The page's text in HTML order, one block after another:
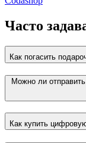
Часто
Как погасить
Можно ли
Как купить